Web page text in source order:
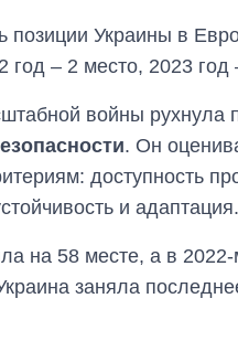
позиции Украины в
год – 2 место, 2023 год
войны рухнула
. Он
доступность
и адаптация.
на 58 месте, а в
заняла